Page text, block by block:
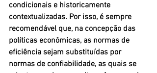
condicionais e historicamente
contextualizadas. Por isso, é sempre
recomendável que, na concepção das
políticas econômicas, as normas de
eficiência sejam substituídas por
normas de confiabilidade, as quais se